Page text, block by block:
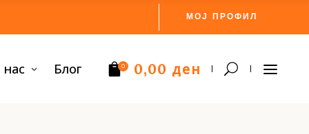
МОЈ ПРОФИЛ
нас Блог 0 0,00 ден